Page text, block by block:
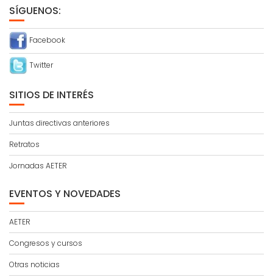
SÍGUENOS:
Facebook
Twitter
SITIOS DE INTERÉS
Juntas directivas anteriores
Retratos
Jornadas AETER
EVENTOS Y NOVEDADES
AETER
Congresos y cursos
Otras noticias